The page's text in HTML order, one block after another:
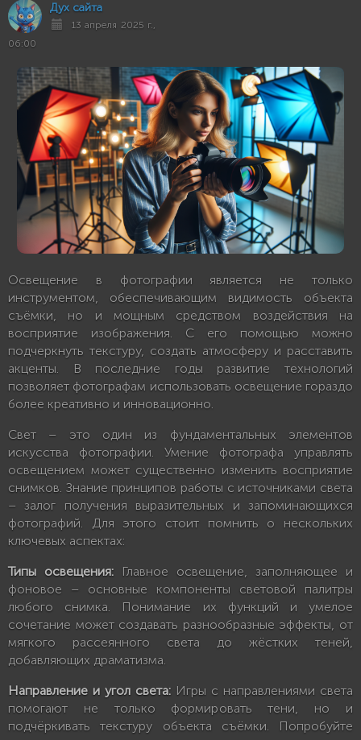
Дух сайта
13 апреля 2025 г.,
06:00
Освещение в фотографии является не только
инструментом, обеспечивающим видимость объекта
съёмки, но и мощным средством воздействия на
восприятие изображения. С его помощью можно
подчеркнуть текстуру, создать атмосферу и расставить
акценты. В последние годы развитие технологий
позволяет фотографам использовать освещение гораздо
более креативно и инновационно.
Свет – это один из фундаментальных элементов
искусства фотографии. Умение фотографа управлять
освещением может существенно изменить восприятие
снимков. Знание принципов работы с источниками света
– залог получения выразительных и запоминающихся
фотографий. Для этого стоит помнить о нескольких
ключевых аспектах:
Типы освещения: Главное освещение, заполняющее и
фоновое – основные компоненты световой палитры
любого снимка. Понимание их функций и умелое
сочетание может создавать разнообразные эффекты, от
мягкого рассеянного света до жёстких теней,
добавляющих драматизма.
Направление и угол света: Игры с направлениями света
помогают не только формировать тени, но и
подчёркивать текстуру объекта съёмки. Попробуйте